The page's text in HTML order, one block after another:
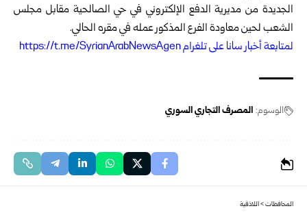
الجديدة من مديرية الدفع الإلكتروني في حي الصالحية مقابل مجلس
الشعب لحين معاودة الفرع المذكور عمله في مقره الحالي.
لمتابعة أخبار سانا على تلغرام https://t.me/SyrianArabNewsAgen
الوسوم: المصرف التجاري السوري
المحافظات>اللاذقية